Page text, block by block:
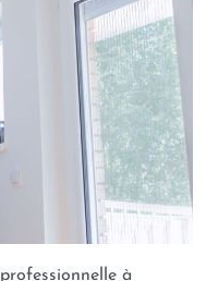
professionnelle à